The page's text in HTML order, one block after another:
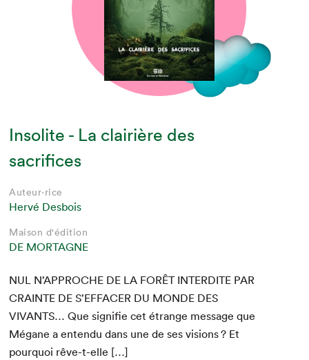
Insolite - La clairière des
sacrifices
Auteur·rice
Hervé Desbois
Maison d'édition
DE MORTAGNE
NUL N’APPROCHE DE LA FORÊT INTER­DITE PAR
CRAINTE DE S’EFFACER DU MONDE DES
VIVANTS… Que sig­ni­fie cet étrange mes­sage que
Mégane a enten­du dans une de ses visions ? Et
pourquoi rêve-t-elle […]